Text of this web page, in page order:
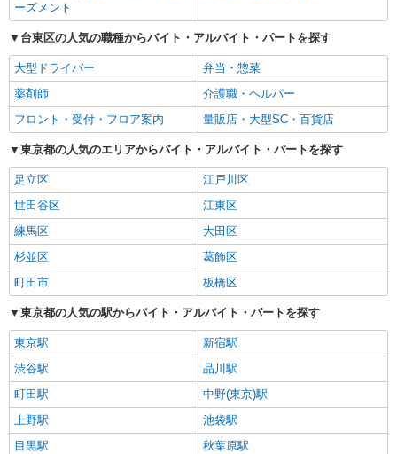
ーズメント
台東区の人気の職種からバイト・アルバイト・パートを探す
大型ドライバー
弁当・惣菜
薬剤師
介護職・ヘルパー
フロント・受付・フロア案内
量販店・大型SC・百貨店
東京都の人気のエリアからバイト・アルバイト・パートを探す
足立区
江戸川区
世田谷区
江東区
練馬区
大田区
杉並区
葛飾区
町田市
板橋区
東京都の人気の駅からバイト・アルバイト・パートを探す
東京駅
新宿駅
渋谷駅
品川駅
町田駅
中野(東京)駅
上野駅
池袋駅
目黒駅
秋葉原駅